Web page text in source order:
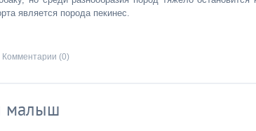
является порода пекинес.
Комментарии (0)
малыш